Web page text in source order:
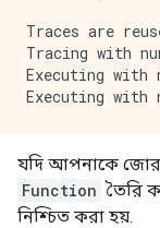
Traces are
Tracing with
Executing with
যদি আপনাকে
Function তৈরি
নিশ্চিত করা হয়.